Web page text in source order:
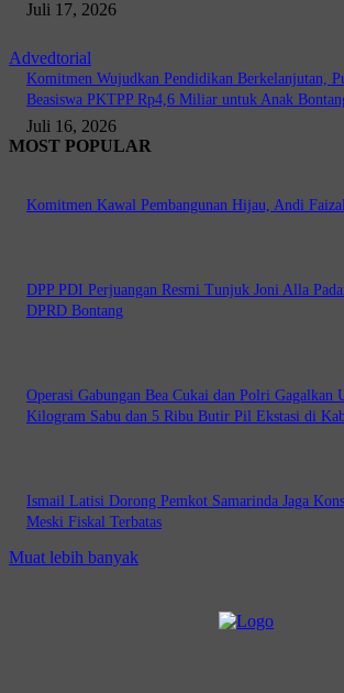
Juli 17, 2026
Advedtorial
Komitmen Wujudkan Pendidikan Berkelanjutan,
Beasiswa PKTPP Rp4,6 Miliar untuk Anak
Juli 16, 2026
MOST POPULAR
Komitmen Kawal Pembangunan Hijau, Andi
DPP PDI Perjuangan Resmi Tunjuk Joni Alla
DPRD Bontang
Operasi Gabungan Bea Cukai dan Polri Gagalkan
Kilogram Sabu dan 5 Ribu Butir Pil Ekstasi di
Ismail Latisi Dorong Pemkot Samarinda Jaga
Meski Fiskal Terbatas
Muat lebih banyak